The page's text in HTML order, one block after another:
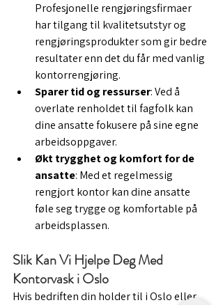
Profesjonelle rengjøringsfirmaer
har tilgang til kvalitetsutstyr og
rengjøringsprodukter som gir bedre
resultater enn det du får med vanlig
kontorrengjøring.
Sparer tid og ressurser: Ved å
overlate renholdet til fagfolk kan
dine ansatte fokusere på sine egne
arbeidsoppgaver.
Økt trygghet og komfort for de
ansatte: Med et regelmessig
rengjort kontor kan dine ansatte
føle seg trygge og komfortable på
arbeidsplassen.
Slik Kan Vi Hjelpe Deg Med
Kontorvask i Oslo
Hvis bedriften din holder til i Oslo eller